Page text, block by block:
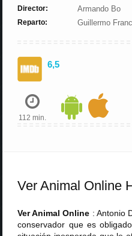
Director: Armando Bo
Reparto: Guillermo
6,5
112 min.
Ver Animal Online
Ver Animal Online : Antonio
conservador que es